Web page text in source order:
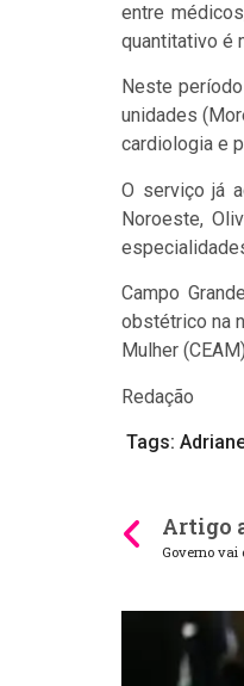
entre
quantitativo é
Neste
unidades
cardiologia e
O serviço já
Noroeste,
Campo
obstétrico na
Mulher
Redação
Tags:
Artigo